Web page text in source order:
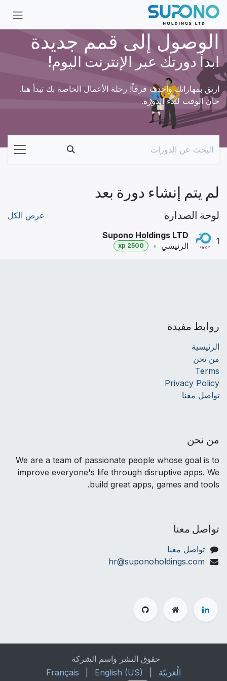
تخطي للذهاب إلى المحتوى
الوصول إلى قمم جديدة
ابدأ دورتك عبر الإنترنت اليوم!
ارتق بمهاراتك وأحدِث فرقاً! رحلة الأعمال الخاصة بك تبدأ هنا.
حان الوقت لبدء الدورة.
عرض الكل لوحة الصدارة
1
Supono Holdings LTD
الرئيسي •
2500 xp
لم يتم إنشاء دورة بعد
روابط مفيدة
الرئيسية
من نحن
Terms
Privacy Policy
تواصل معنا
من نحن
We are a team of passionate people whose goal is to
improve everyone's life through disruptive apps. We
build great apps, games and tools.
تواصل معنا
تواصل معنا
hr@suponoholdings.com
حقوق النشر واسم الشركة
الْعَرَبيّة
English (US)
Français